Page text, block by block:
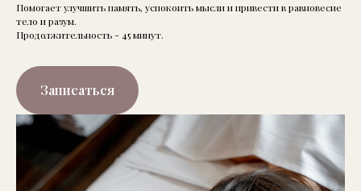
Помогает улучшить память, успокоить мысли и привести в равновесие
тело и разум.
Продолжительность - 45 минут.
Записаться